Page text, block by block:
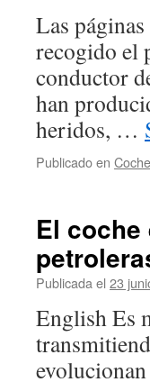
Las
recogido el
conductor
han
heridos, …
Publicado en
El
Publicada el 23
English Es